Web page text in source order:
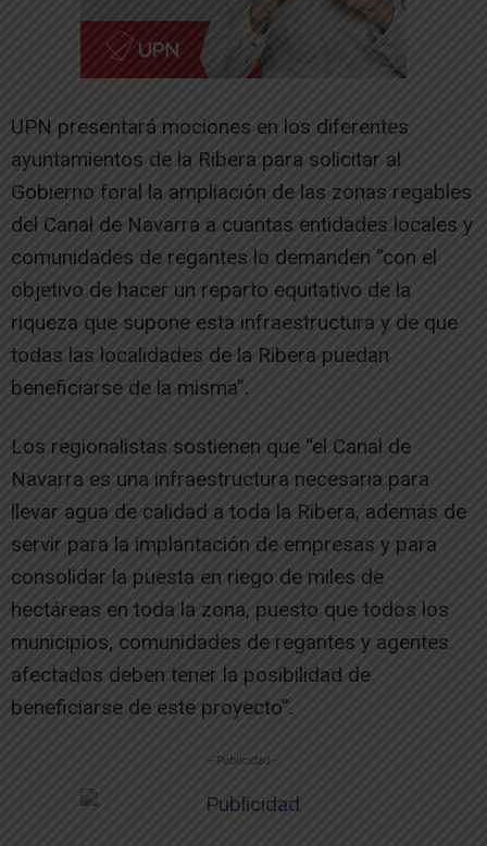
UPN presentará mociones en los diferentes
ayuntamientos de la Ribera para solicitar al
Gobierno foral la ampliación de las zonas regables
del Canal de Navarra a cuantas entidades locales y
comunidades de regantes lo demanden “con el
objetivo de hacer un reparto equitativo de la
riqueza que supone esta infraestructura y de que
todas las localidades de la Ribera puedan
beneficiarse de la misma”.
Los regionalistas sostienen que “el Canal de
Navarra es una infraestructura necesaria para
llevar agua de calidad a toda la Ribera, además de
servir para la implantación de empresas y para
consolidar la puesta en riego de miles de
hectáreas en toda la zona, puesto que todos los
municipios, comunidades de regantes y agentes
afectados deben tener la posibilidad de
beneficiarse de este proyecto”.
-- Publicidad --